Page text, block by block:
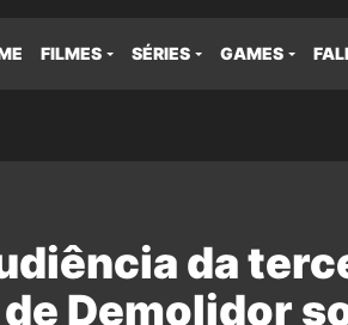
FILMES SÉRIES GAMES
da
Demolidor